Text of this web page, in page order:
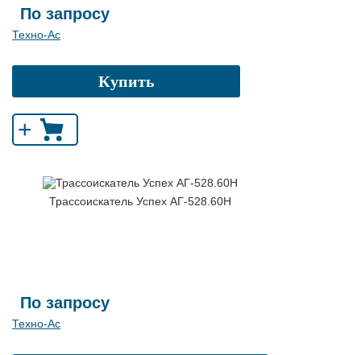
По запросу
Техно-Ас
Купить
+
Трассоискатель Успех АГ-528.60Н
По запросу
Техно-Ас